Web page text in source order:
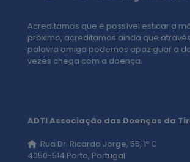
Acreditamos que é possível esticar a
próximo, acreditamos ainda que
palavra amiga podemos apaziguar a
vezes chega com a doença.
ADTI Associação das Doenças da
Rua Dr. Ricardo Jorge, 55, 1º C
4050-514 Porto, Portugal